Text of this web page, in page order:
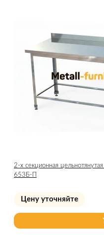
2-х секционная
653Б-П
Цену уточняйте